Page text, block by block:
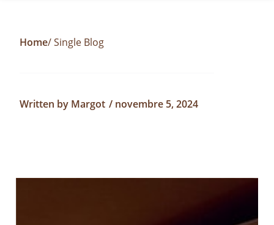
Home/ Single Blog
Written by Margot / novembre 5, 2024